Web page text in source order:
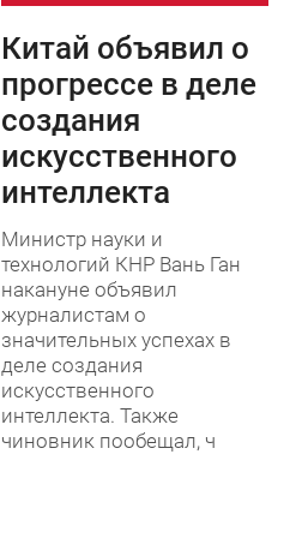
0
Китай объявил о
прогрессе в деле
создания
искусственного
интеллекта
Министр науки и
технологий КНР Вань Ган
накануне объявил
журналистам о
значительных успехах в
деле создания
искусственного
интеллекта. Также
чиновник пообещал, ч